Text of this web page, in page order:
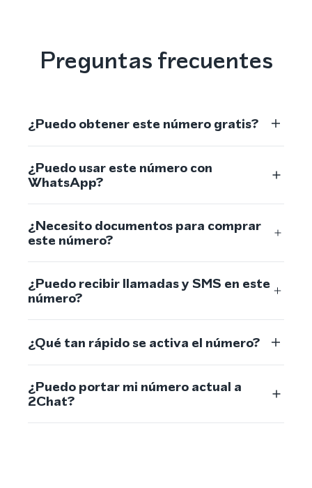
Preguntas frecuentes
¿Puedo obtener este número gratis?
¿Puedo usar este número con
WhatsApp?
¿Necesito documentos para comprar
este número?
¿Puedo recibir llamadas y SMS en este
número?
¿Qué tan rápido se activa el número?
¿Puedo portar mi número actual a
2Chat?